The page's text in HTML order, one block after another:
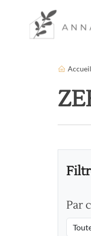
Paramètres d’accessibilité
Accueil
Par